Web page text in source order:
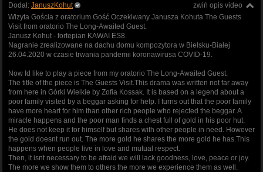
zwiń opis video
Dodał: JanuszKohut
Wizyta Gościa z oratorium Gość Oczekiwany Janusza Kohuta The Guests
Visit from oratorio The Long-Awaited Guest.
Janusz Kohut - fortepian KAWAI ES8.
Nagranie zrealizowane na dachu domu kompozytora w Bielsku-Białej
26.04.2020 w czasie trwania pandemii koronawirusa COVID-19.
Now Id like to play a piece from my oratorio The Long-Awaited Guest.
The title of the piece is The Guests Visit.This drama was written not far away
from here in Górki Wielkie by Zofia Kossak. It is based on a legend about a
poor family visited by a beggar asking for help. I turns out that the poor family
have more heart for him than other rich people who rejected the beggar. A
miracle happens and the poor man finds a chest full of gold in his poor hut.
He does not keep it for himself but shares with other people in need. However
the gold doesnt run out. The more gold he shares the more gold he has.This
happens when people live in love and mutual respect.
Then, it isnt necessary to be afraid we will lack goodness, love, peace or joy.
The more we show them to others the more we experience them as well.